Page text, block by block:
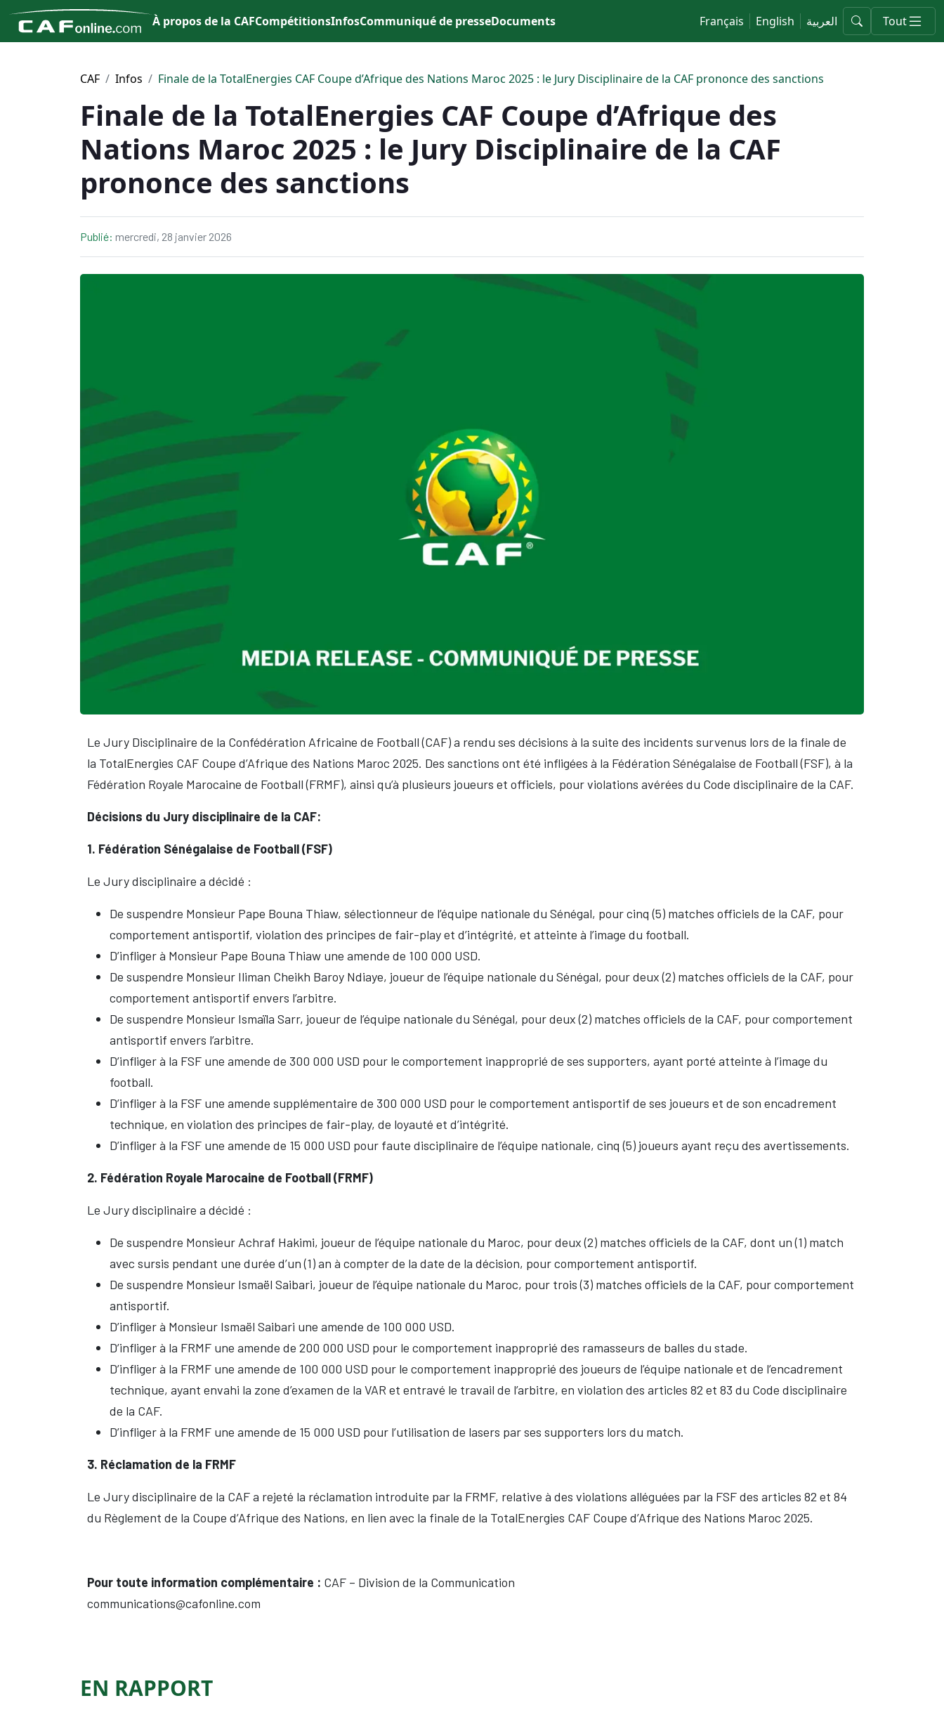
À propos de la CAFCompétitionsInfosCommuniqué de presseDocuments Français English العربية Tout
CAF Infos Finale de la TotalEnergies CAF Coupe d’Afrique des Nations Maroc 2025 : le Jury Disciplinaire de la CAF prononce des sanctions
Finale de la TotalEnergies CAF Coupe d’Afrique des
Nations Maroc 2025 : le Jury Disciplinaire de la CAF
prononce des sanctions
Publié: mercredi, 28 janvier 2026
Le Jury Disciplinaire de la Confédération Africaine de Football (CAF) a rendu ses décisions à la suite des incidents survenus lors de la finale de
la TotalEnergies CAF Coupe d’Afrique des Nations Maroc 2025. Des sanctions ont été infligées à la Fédération Sénégalaise de Football (FSF), à la
Fédération Royale Marocaine de Football (FRMF), ainsi qu’à plusieurs joueurs et officiels, pour violations avérées du Code disciplinaire de la CAF.
Décisions du Jury disciplinaire de la CAF:
1. Fédération Sénégalaise de Football (FSF)
Le Jury disciplinaire a décidé :
De suspendre Monsieur Pape Bouna Thiaw, sélectionneur de l’équipe nationale du Sénégal, pour cinq (5) matches officiels de la CAF, pour
comportement antisportif, violation des principes de fair-play et d’intégrité, et atteinte à l’image du football.
D’infliger à Monsieur Pape Bouna Thiaw une amende de 100 000 USD.
De suspendre Monsieur Iliman Cheikh Baroy Ndiaye, joueur de l’équipe nationale du Sénégal, pour deux (2) matches officiels de la CAF, pour
comportement antisportif envers l’arbitre.
De suspendre Monsieur Ismaïla Sarr, joueur de l’équipe nationale du Sénégal, pour deux (2) matches officiels de la CAF, pour comportement
antisportif envers l’arbitre.
D’infliger à la FSF une amende de 300 000 USD pour le comportement inapproprié de ses supporters, ayant porté atteinte à l’image du
football.
D’infliger à la FSF une amende supplémentaire de 300 000 USD pour le comportement antisportif de ses joueurs et de son encadrement
technique, en violation des principes de fair-play, de loyauté et d’intégrité.
D’infliger à la FSF une amende de 15 000 USD pour faute disciplinaire de l’équipe nationale, cinq (5) joueurs ayant reçu des avertissements.
2. Fédération Royale Marocaine de Football (FRMF)
Le Jury disciplinaire a décidé :
De suspendre Monsieur Achraf Hakimi, joueur de l’équipe nationale du Maroc, pour deux (2) matches officiels de la CAF, dont un (1) match
avec sursis pendant une durée d’un (1) an à compter de la date de la décision, pour comportement antisportif.
De suspendre Monsieur Ismaël Saibari, joueur de l’équipe nationale du Maroc, pour trois (3) matches officiels de la CAF, pour comportement
antisportif.
D’infliger à Monsieur Ismaël Saibari une amende de 100 000 USD.
D’infliger à la FRMF une amende de 200 000 USD pour le comportement inapproprié des ramasseurs de balles du stade.
D’infliger à la FRMF une amende de 100 000 USD pour le comportement inapproprié des joueurs de l’équipe nationale et de l’encadrement
technique, ayant envahi la zone d’examen de la VAR et entravé le travail de l’arbitre, en violation des articles 82 et 83 du Code disciplinaire
de la CAF.
D’infliger à la FRMF une amende de 15 000 USD pour l’utilisation de lasers par ses supporters lors du match.
3. Réclamation de la FRMF
Le Jury disciplinaire de la CAF a rejeté la réclamation introduite par la FRMF, relative à des violations alléguées par la FSF des articles 82 et 84
du Règlement de la Coupe d’Afrique des Nations, en lien avec la finale de la TotalEnergies CAF Coupe d’Afrique des Nations Maroc 2025.
Pour toute information complémentaire : CAF – Division de la Communication
communications@cafonline.com
EN RAPPORT